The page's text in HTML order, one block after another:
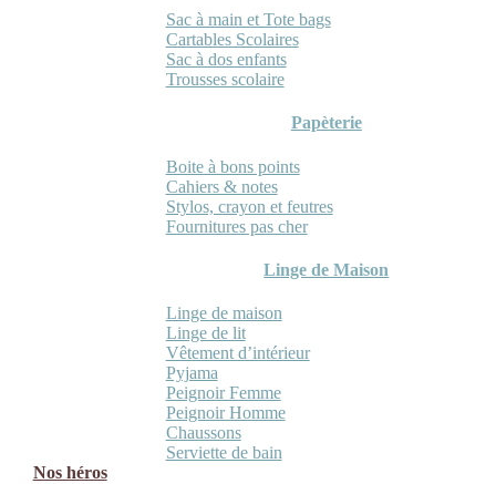
Sac à main et Tote bags
Cartables Scolaires
Sac à dos enfants
Trousses scolaire
Papèterie
Boite à bons points
Cahiers & notes
Stylos, crayon et feutres
Fournitures pas cher
Linge de Maison
Linge de maison
Linge de lit
Vêtement d’intérieur
Pyjama
Peignoir Femme
Peignoir Homme
Chaussons
Serviette de bain
Nos héros